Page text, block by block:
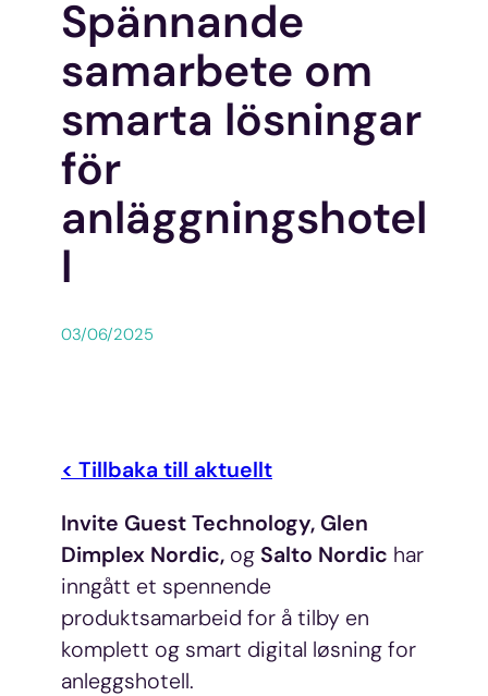
Spännande
samarbete om
smarta lösningar
för
anläggningshotel
l
03/06/2025
< Tillbaka till aktuellt
Invite Guest Technology, Glen
Dimplex Nordic, og Salto Nordic har
inngått et spennende
produktsamarbeid for å tilby en
komplett og smart digital løsning for
anleggshotell.